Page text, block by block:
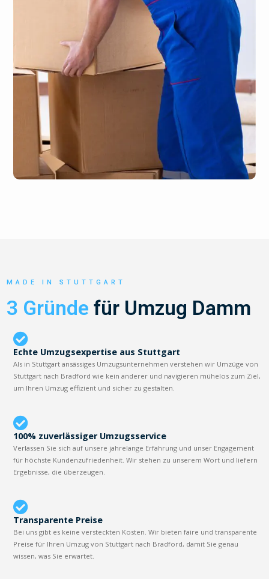
MADE IN STUTTGART
3 Gründe für Umzug Damm
Echte Umzugsexpertise aus Stuttgart
Als in Stuttgart ansässiges Umzugsunternehmen verstehen wir Umzüge von
Stuttgart nach Bradford wie kein anderer und navigieren mühelos zum Ziel,
um Ihren Umzug effizient und sicher zu gestalten.
100% zuverlässiger Umzugsservice
Verlassen Sie sich auf unsere jahrelange Erfahrung und unser Engagement
für höchste Kundenzufriedenheit. Wir stehen zu unserem Wort und liefern
Ergebnisse, die überzeugen.
Transparente Preise
Bei uns gibt es keine versteckten Kosten. Wir bieten faire und transparente
Preise für Ihren Umzug von Stuttgart nach Bradford, damit Sie genau
wissen, was Sie erwartet.